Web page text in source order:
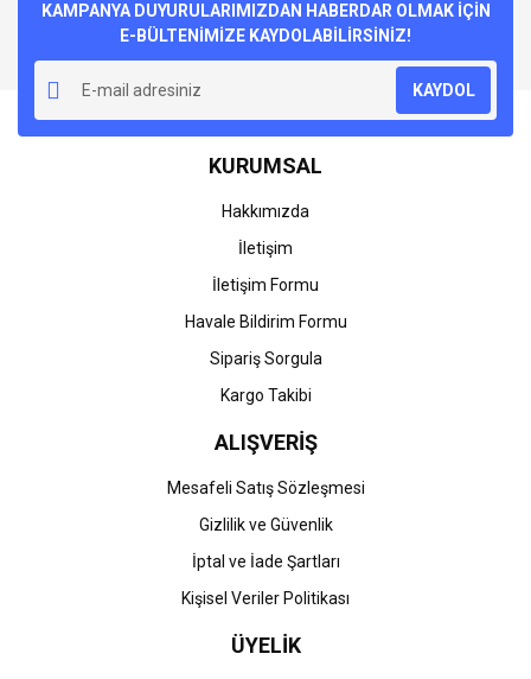
KAMPANYA DUYURULARIMIZDAN HABERDAR OLMAK İÇİN
E-BÜLTENİMİZE KAYDOLABİLİRSİNİZ!
KAYDOL
KURUMSAL
Hakkımızda
İletişim
İletişim Formu
Havale Bildirim Formu
Sipariş Sorgula
Kargo Takibi
ALIŞVERİŞ
Mesafeli Satış Sözleşmesi
Gizlilik ve Güvenlik
İptal ve İade Şartları
Kişisel Veriler Politikası
ÜYELİK